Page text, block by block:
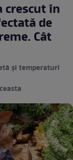
crescut în
de
Cât
și temperaturi